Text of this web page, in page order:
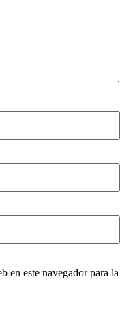
en este navegador para la